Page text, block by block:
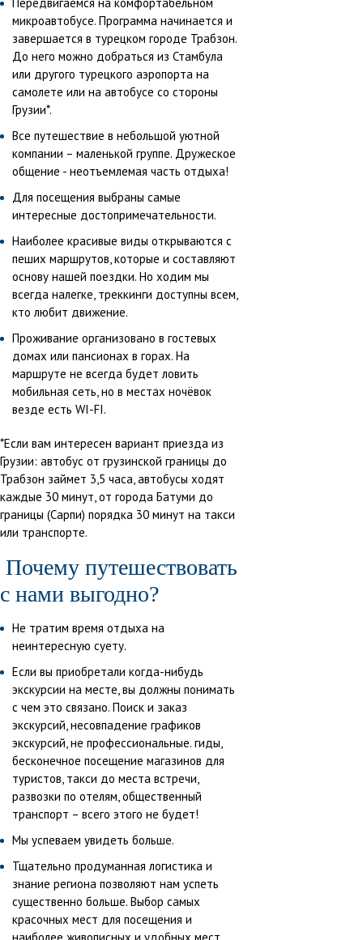
микроавтобусе. Программа начинается и
завершается в турецком городе Трабзон.
До него можно добраться из Стамбула
или другого турецкого аэропорта на
самолете или на автобусе со стороны
Грузии*.
Все путешествие в небольшой уютной
компании – маленькой группе. Дружеское
общение - неотъемлемая часть отдыха!
Для посещения выбраны самые
интересные достопримечательности.
Наиболее красивые виды открываются с
пеших маршрутов, которые и составляют
основу нашей поездки. Но ходим мы
всегда налегке, треккинги доступны всем,
кто любит движение.
Проживание организовано в гостевых
домах или пансионах в горах. На
маршруте не всегда будет ловить
мобильная сеть, но в местах ночёвок
везде есть WI-FI.
*Если вам интересен вариант приезда из
Грузии: автобус от грузинской границы до
Трабзон займет 3,5 часа, автобусы ходят
каждые 30 минут, от города Батуми до
границы (Сарпи) порядка 30 минут на такси
или транспорте.
Почему путешествовать
с нами выгодно?
Не тратим время отдыха на
неинтересную суету.
Если вы приобретали когда-нибудь
экскурсии на месте, вы должны понимать
с чем это связано. Поиск и заказ
экскурсий, несовпадение графиков
экскурсий, не профессиональные. гиды,
бесконечное посещение магазинов для
туристов, такси до места встречи,
развозки по отелям, общественный
транспорт – всего этого не будет!
Мы успеваем увидеть больше.
Тщательно продуманная логистика и
знание региона позволяют нам успеть
существенно больше. Выбор самых
красочных мест для посещения и